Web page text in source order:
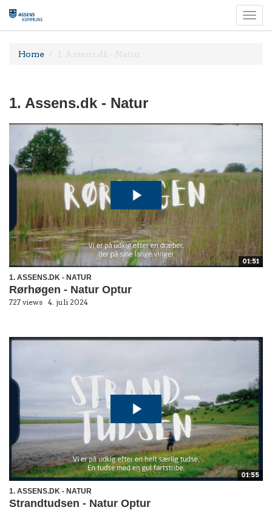
Home 1. Assens.dk - Natur
1. Assens.dk - Natur
01:51
1. ASSENS.DK - NATUR
Rørhøgen - Natur Optur
727 views 4. juli 2024
01:55
1. ASSENS.DK - NATUR
Strandtudsen - Natur Optur